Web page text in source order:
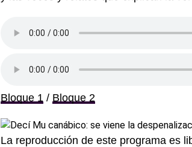
Bloque 1 / Bloque 2
La reproducción de este programa es